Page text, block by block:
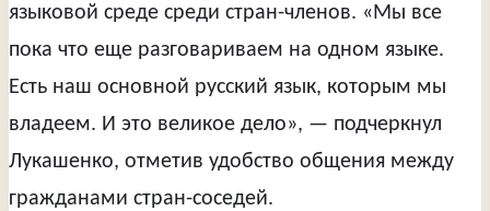
языковой среде среди стран-членов. «Мы все
пока что еще разговариваем на одном языке.
Есть наш основной русский язык, которым мы
владеем. И это великое дело», — подчеркнул
Лукашенко, отметив удобство общения между
гражданами стран-соседей.